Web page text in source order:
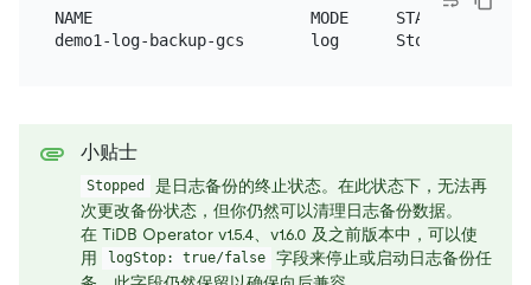
NAME                       MODE     STATUS    ....
小贴士
Stopped
是日志备份的终止状态。在此状态下，无法再
次更改备份状态，但你仍然可以清理日志备份数据。
在 TiDB Operator v1.5.4、v1.6.0 及之前版本中，可以使
用
logStop: true/false
字段来停止或启动日志备份任